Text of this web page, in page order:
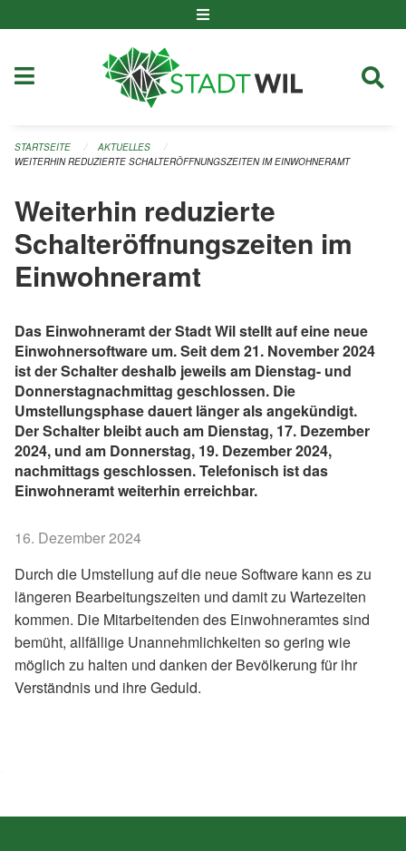
STARTSEITE
AKTUELLES
WEITERHIN REDUZIERTE SCHALTERÖFFNUNGSZEITEN IM EINWOHNERAMT
Weiterhin reduzierte
Schalteröffnungszeiten im
Einwohneramt
Das Einwohneramt der Stadt Wil stellt auf eine neue
Einwohnersoftware um. Seit dem 21. November 2024
ist der Schalter deshalb jeweils am Dienstag- und
Donnerstagnachmittag geschlossen. Die
Umstellungsphase dauert länger als angekündigt.
Der Schalter bleibt auch am Dienstag, 17. Dezember
2024, und am Donnerstag, 19. Dezember 2024,
nachmittags geschlossen. Telefonisch ist das
Einwohneramt weiterhin erreichbar.
16. Dezember 2024
Durch die Umstellung auf die neue Software kann es zu
längeren Bearbeitungszeiten und damit zu Wartezeiten
kommen. Die Mitarbeitenden des Einwohneramtes sind
bemüht, allfällige Unannehmlichkeiten so gering wie
möglich zu halten und danken der Bevölkerung für ihr
Verständnis und ihre Geduld.